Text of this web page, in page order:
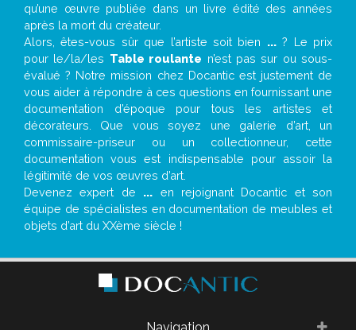
qu’une œuvre publiée dans un livre édité des années
après la mort du créateur.
Alors, êtes-vous sûr que l’artiste soit bien ...? Le prix
pour le/la/les Table roulante n’est pas sur ou sous-
évalué ? Notre mission chez Docantic est justement de
vous aider à répondre à ces questions en fournissant une
documentation d’époque pour tous les artistes et
décorateurs. Que vous soyez une galerie d’art, un
commissaire-priseur ou un collectionneur, cette
documentation vous est indispensable pour assoir la
légitimité de vos œuvres d’art.
Devenez expert de ... en rejoignant Docantic et son
équipe de spécialistes en documentation de meubles et
objets d’art du XXème siècle !